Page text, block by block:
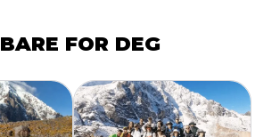
BARE FOR DEG